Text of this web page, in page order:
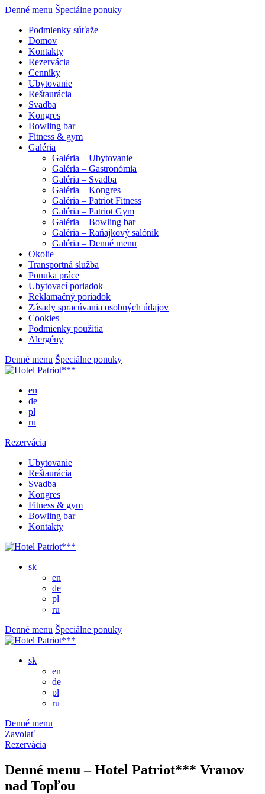
Denné menu Špeciálne ponuky
Podmienky súťaže
Domov
Kontakty
Rezervácia
Cenníky
Ubytovanie
Reštaurácia
Svadba
Kongres
Bowling bar
Fitness & gym
Galéria
Galéria – Ubytovanie
Galéria – Gastronómia
Galéria – Svadba
Galéria – Kongres
Galéria – Patriot Fitness
Galéria – Patriot Gym
Galéria – Bowling bar
Galéria – Raňajkový salónik
Galéria – Denné menu
Okolie
Transportná služba
Ponuka práce
Ubytovací poriadok
Reklamačný poriadok
Zásady spracúvania osobných údajov
Cookies
Podmienky použitia
Alergény
Denné menu Špeciálne ponuky
en
de
pl
ru
Rezervácia
Ubytovanie
Reštaurácia
Svadba
Kongres
Fitness & gym
Bowling bar
Kontakty
sk
en
de
pl
ru
Denné menu Špeciálne ponuky
sk
en
de
pl
ru
Denné menu
Zavolať
Rezervácia
Denné menu – Hotel Patriot*** Vranov
nad Topľou